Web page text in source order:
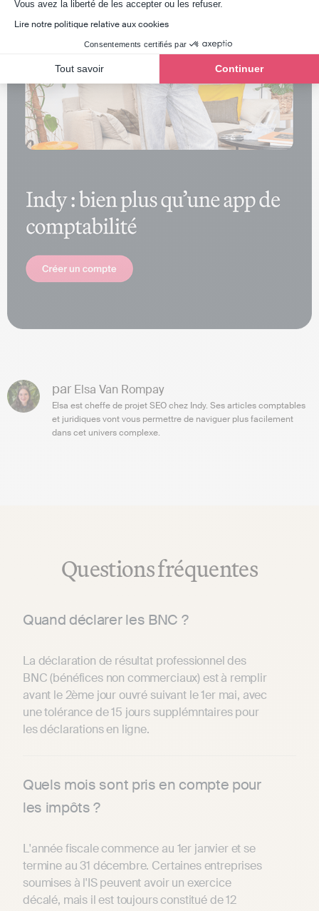
Vous avez la liberté de les accepter ou les refuser.
Lire notre politique relative aux cookies
Consentements certifiés par
Tout savoir Continuer
par Elsa Van Rompay
Elsa est cheffe de projet SEO chez Indy. Ses articles comptables
et juridiques vont vous permettre de naviguer plus facilement
dans cet univers complexe.
Questions fréquentes
Quand déclarer les BNC ?
La déclaration de résultat professionnel des
BNC (bénéfices non commerciaux) est à remplir
avant le 2ème jour ouvré suivant le 1er mai, avec
une tolérance de 15 jours supplémntaires pour
les déclarations en ligne.
Quels mois sont pris en compte pour
les impôts ?
L'année fiscale commence au 1er janvier et se
termine au 31 décembre. Certaines entreprises
soumises à l'IS peuvent avoir un exercice
décalé, mais il est toujours constitué de 12